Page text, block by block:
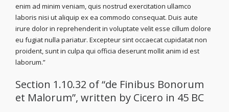
enim ad minim veniam, quis nostrud exercitation ullamco
laboris nisi ut aliquip ex ea commodo consequat. Duis aute
irure dolor in reprehenderit in voluptate velit esse cillum dolore
eu fugiat nulla pariatur. Excepteur sint occaecat cupidatat non
proident, sunt in culpa qui officia deserunt mollit anim id est
laborum.”
Section 1.10.32 of “de Finibus Bonorum
et Malorum”, written by Cicero in 45 BC